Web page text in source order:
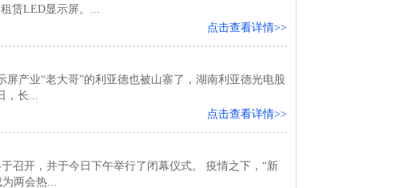
赁LED显示屏。...
点击查看详情>>
产业“老大哥”的利亚德也被山寨了，湖南利亚德光电股
，长...
点击查看详情>>
召开，并于今日下午举行了闭幕仪式。 疫情之下，“新
两会热...